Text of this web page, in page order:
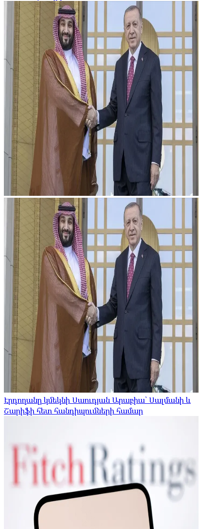
Էրդողանը կմեկնի Սաուդյան Արաբիա՝ Սալմանի և
Շարիֆի հետ հանդիպումների համար